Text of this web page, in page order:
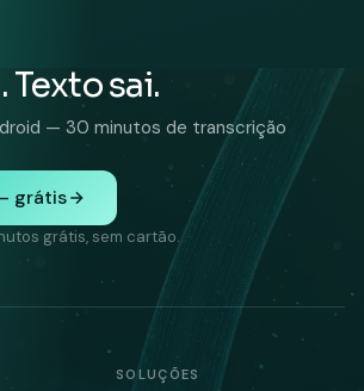
Texto sai.
— 30 minutos de transcrição
grátis
grátis, sem cartão.
SOLUÇÕES